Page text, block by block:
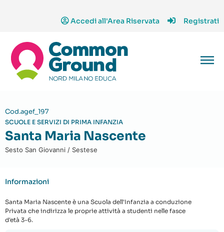
Accedi all'Area Riservata Registrati
Cod.agef_197
SCUOLE E SERVIZI DI PRIMA INFANZIA
Santa Maria Nascente
Sesto San Giovanni / Sestese
Informazioni
Santa Maria Nascente è una Scuola dell'Infanzia a conduzione
Privata che indirizza le proprie attività a studenti nelle fasce
d'età 3-6.